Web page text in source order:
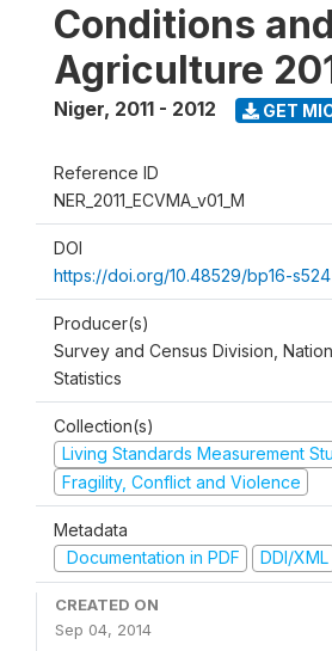
Conditions and
Agriculture
Niger, 2011 - 2012 GET
Reference ID
NER_2011_ECVMA_v01_M
DOI
https://doi.org/10.48529/bp16-s524
Producer(s)
Survey and Census Division,
Statistics
Collection(s)
Living Standards Measurement
Fragility, Conflict and Violence
Metadata
Documentation in PDF
DDI/XML
CREATED ON
Sep 04, 2014